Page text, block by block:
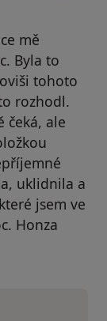
mě
Byla to
tohoto
rozhodl.
čeká, ale
uklidnila a
jsem ve
Honza
odstraněn